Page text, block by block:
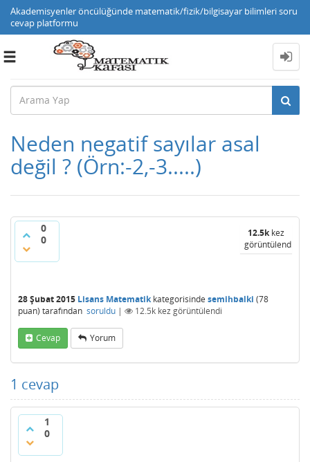
Akademisyenler öncülüğünde matematik/fizik/bilgisayar bilimleri soru
cevap platformu
Toggle
Neden negatif sayılar asal
değil ? (Örn:-2,-3.....)
0
0
12.5kkez
görüntülendi
28 Şubat 2015 Lisans Matematikkategorisinde semihbalki (78
puan) tarafından soruldu | 12.5k kez görüntülendi
Cevap Yorum
1 cevap
1
0